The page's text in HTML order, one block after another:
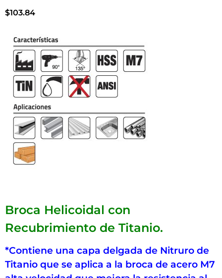
$103.84
Broca Helicoidal con
Recubrimiento de Titanio.
*Contiene una capa delgada de Nitruro de
Titanio que se aplica a la broca de acero M7